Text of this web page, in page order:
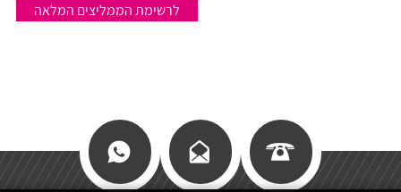
לרשימת הממליצים המלאה